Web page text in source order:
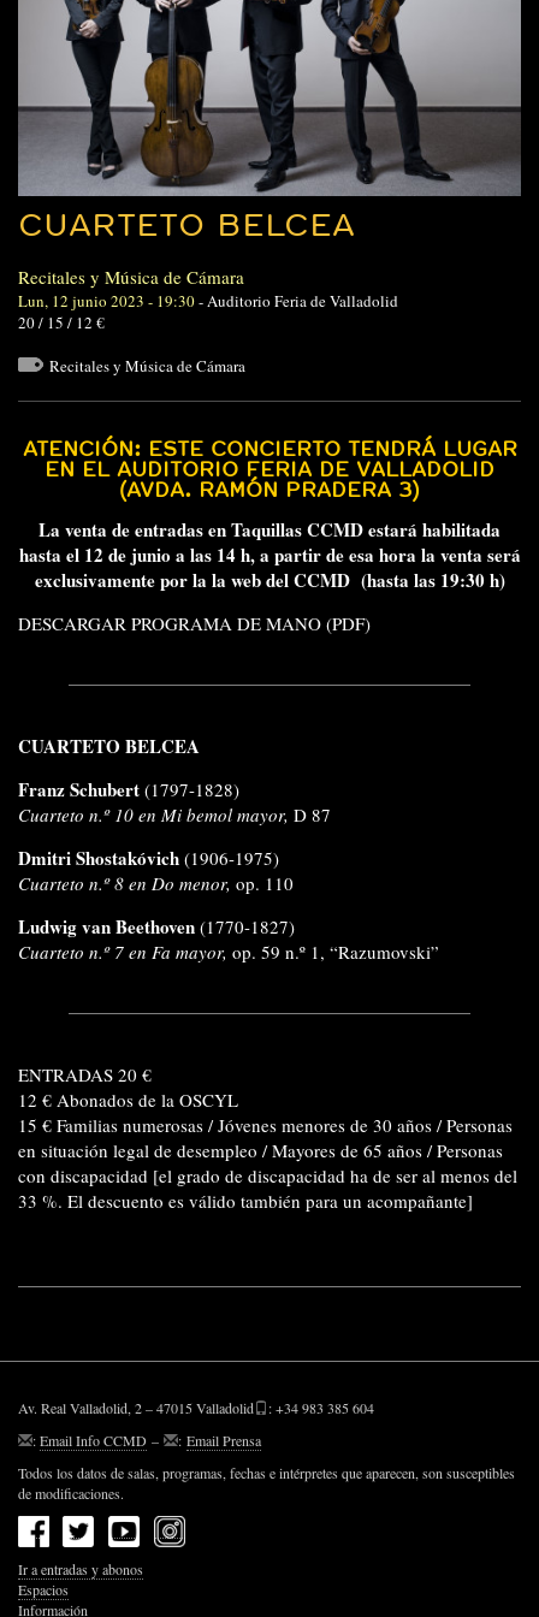
CUARTETO BELCEA
Recitales y Música de Cámara
Lun, 12 junio 2023 - 19:30-Auditorio Feria de Valladolid
20 / 15 / 12 €
Recitales y Música de Cámara
ATENCIÓN: ESTE CONCIERTO TENDRÁ LUGAR
EN EL AUDITORIO FERIA DE VALLADOLID
(AVDA. RAMÓN PRADERA 3)
La venta de entradas en Taquillas CCMD estará habilitada
hasta el 12 de junio a las 14 h, a partir de esa hora la venta será
exclusivamente por la la web del CCMD (hasta las 19:30 h)
DESCARGAR PROGRAMA DE MANO (PDF)
CUARTETO BELCEA
Franz Schubert (1797-1828)
Cuarteto n.º 10 en Mi bemol mayor, D 87
Dmitri Shostakóvich (1906-1975)
Cuarteto n.º 8 en Do menor, op. 110
Ludwig van Beethoven (1770-1827)
Cuarteto n.º 7 en Fa mayor, op. 59 n.º 1, “Razumovski”
ENTRADAS 20 €
12 € Abonados de la OSCYL
15 € Familias numerosas / Jóvenes menores de 30 años / Personas
en situación legal de desempleo / Mayores de 65 años / Personas
con discapacidad [el grado de discapacidad ha de ser al menos del
33 %. El descuento es válido también para un acompañante]
Av. Real Valladolid, 2 – 47015 Valladolid
: +34 983 385 604
:Email Info CCMD – : Email Prensa
Todos los datos de salas, programas, fechas e intérpretes que aparecen, son susceptibles
de modificaciones.
Ir a entradas y abonos
Espacios
Información